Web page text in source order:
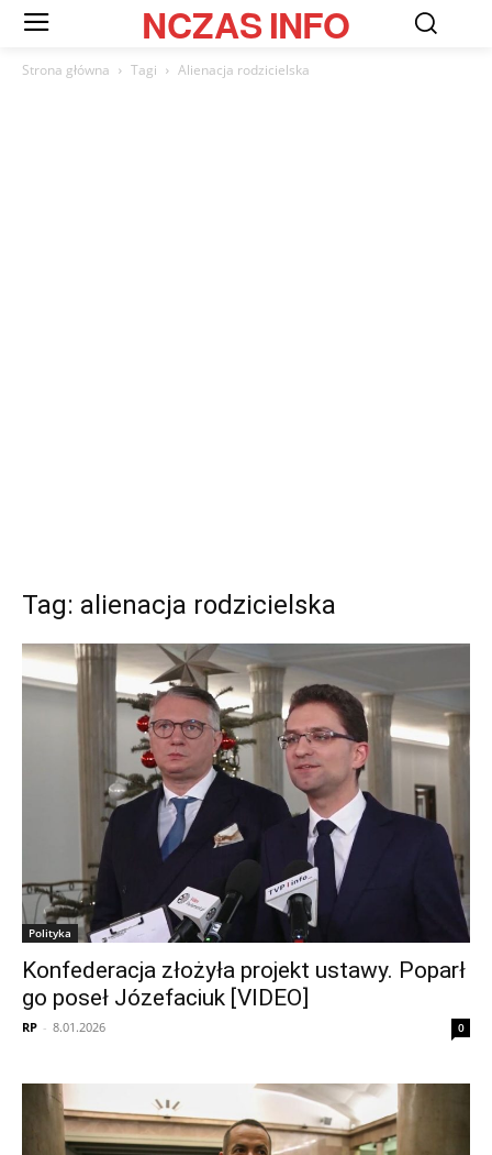
NCZASINFO
Strona główna Tagi Alienacja rodzicielska
Tag: alienacja rodzicielska
Polityka
Konfederacja złożyła projekt ustawy. Poparł
go poseł Józefaciuk [VIDEO]
RP - 8.01.2026 0